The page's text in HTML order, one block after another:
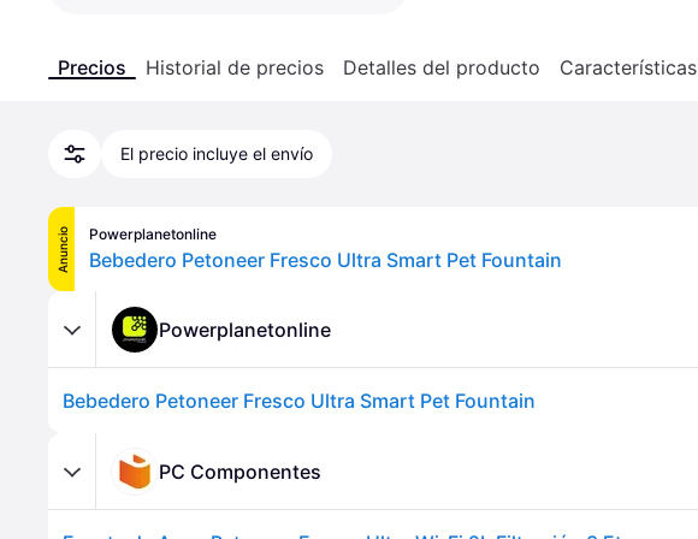
Precios Historial de precios Detalles del producto Características
El precio incluye el envío
Anuncio Powerplanetonline
Bebedero Petoneer Fresco Ultra Smart Pet Fountain
Powerplanetonline
Bebedero Petoneer Fresco Ultra Smart Pet Fountain
PC Componentes